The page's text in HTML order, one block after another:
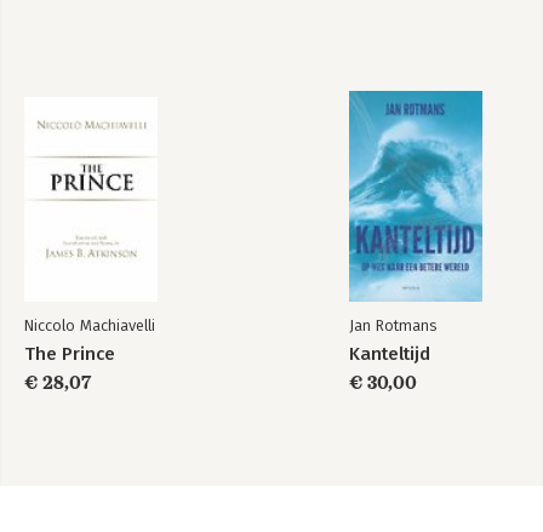
Niccolo Machiavelli
The Prince
€ 28,07
Jan Rotmans
Kanteltijd
€ 30,00